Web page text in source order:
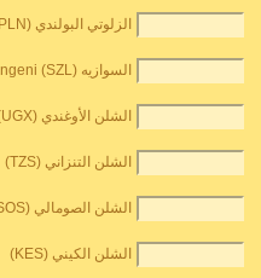
الزلوتي البولندي (PLN)
السوازيه lilangeni (SZL)
الشلن الأوغندي (UGX)
الشلن التنزاني (TZS)
الشلن الصومالي (SOS)
الشلن الكيني (KES)